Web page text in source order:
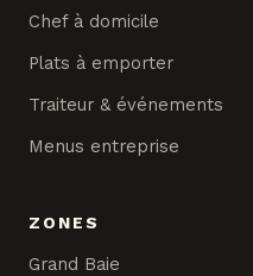
Chef à domicile
Plats à emporter
Traiteur & événements
Menus entreprise
ZONES
Grand Baie